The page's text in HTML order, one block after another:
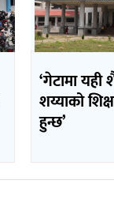
‘गेटामा
शय्याको
हुन्छ’